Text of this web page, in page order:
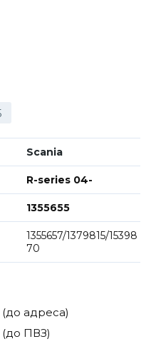
Scania
R-series 04-
1355655
1355657/1379815/15398
70
адреса)
ПВЗ)